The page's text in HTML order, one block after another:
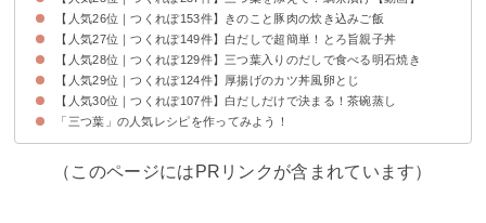
【人気26位｜つくれぽ153件】きのこと豚肉の炊き込みご飯
【人気27位｜つくれぽ149件】白だしで超簡単！とろ旨親子丼
【人気28位｜つくれぽ129件】三つ葉入りのだしで食べる明石焼き
【人気29位｜つくれぽ124件】厚揚げのカツ丼風卵とじ
【人気30位｜つくれぽ107件】白だしだけで決まる！茶碗蒸し
「三つ葉」の人気レシピを作ってみよう！
（このページにはPRリンクが含まれています）